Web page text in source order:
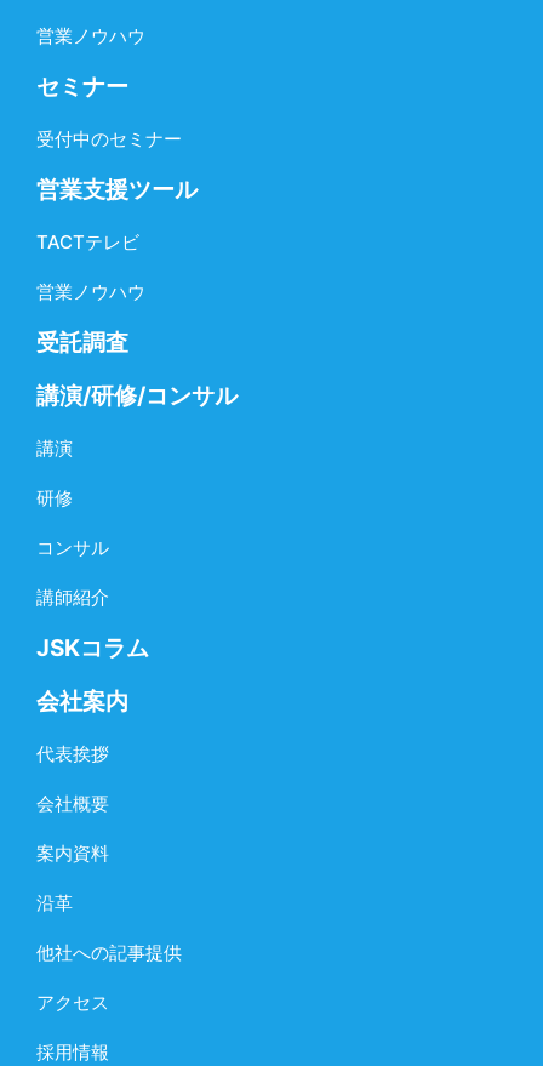
営業ノウハウ
セミナー
受付中のセミナー
営業支援ツール
TACTテレビ
営業ノウハウ
受託調査
講演/研修/コンサル
講演
研修
コンサル
講師紹介
JSKコラム
会社案内
代表挨拶
会社概要
案内資料
沿革
他社への記事提供
アクセス
採用情報